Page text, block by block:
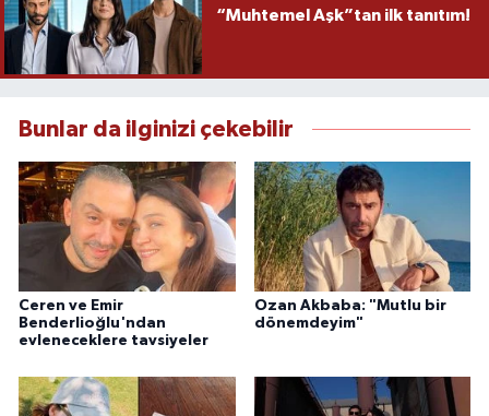
“Muhtemel Aşk”tan ilk tanıtım!
Bunlar da ilginizi çekebilir
Ceren ve Emir
Benderlioğlu'ndan
evleneceklere tavsiyeler
Ozan Akbaba: "Mutlu bir
dönemdeyim"